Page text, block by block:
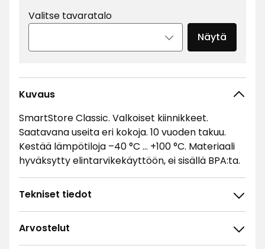
Valitse tavaratalo
Näytä
Kuvaus
SmartStore Classic. Valkoiset kiinnikkeet.
Saatavana useita eri kokoja. 10 vuoden takuu.
Kestää lämpötiloja –40 °C … +100 °C. Materiaali
hyväksytty elintarvikekäyttöön, ei sisällä BPA:ta.
Tekniset tiedot
Arvostelut